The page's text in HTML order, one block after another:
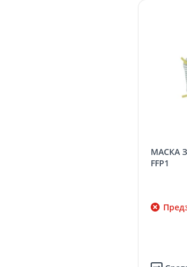
МАСКА ЗАЩИТНАЯ С КЛАПАНОМ,
FFP1